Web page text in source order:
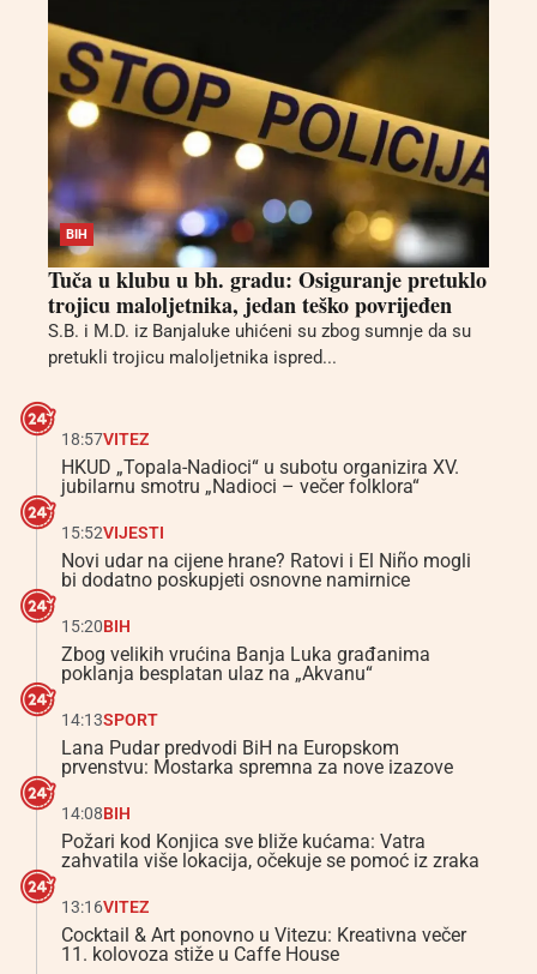
BIH
Tuča u klubu u bh. gradu: Osiguranje pretuklo
trojicu maloljetnika, jedan teško povrijeđen
S.B. i M.D. iz Banjaluke uhićeni su zbog sumnje da su
pretukli trojicu maloljetnika ispred...
18:57VITEZ
HKUD „Topala-Nadioci“ u subotu organizira XV.
jubilarnu smotru „Nadioci – večer folklora“
15:52VIJESTI
Novi udar na cijene hrane? Ratovi i El Niño mogli
bi dodatno poskupjeti osnovne namirnice
15:20BIH
Zbog velikih vrućina Banja Luka građanima
poklanja besplatan ulaz na „Akvanu“
14:13SPORT
Lana Pudar predvodi BiH na Europskom
prvenstvu: Mostarka spremna za nove izazove
14:08BIH
Požari kod Konjica sve bliže kućama: Vatra
zahvatila više lokacija, očekuje se pomoć iz zraka
13:16VITEZ
Cocktail & Art ponovno u Vitezu: Kreativna večer
11. kolovoza stiže u Caffe House